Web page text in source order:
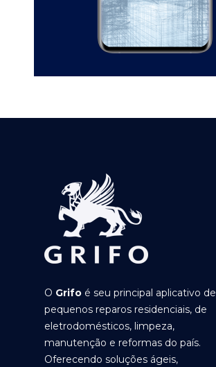
O Grifo é seu principal aplicativo de
pequenos reparos residenciais, de
eletrodomésticos, limpeza,
manutenção e reformas do país.
Oferecendo soluções ágeis,